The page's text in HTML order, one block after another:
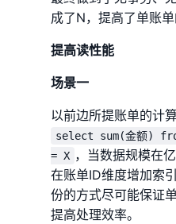
成了N，提高了单账单
提高读性能
场景一
以前边所提账单的计
select sum(金额)
= X ，当数据规模在
在账单ID维度增加索
份的方式尽可能保证
提高处理效率。